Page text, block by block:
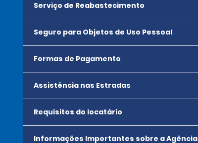
Serviço de Reabastecimento
Seguro para Objetos de Uso Pessoal
Formas de Pagamento
Assistência nas Estradas
Requisitos do locatário
Informações Importantes sobre a Agência